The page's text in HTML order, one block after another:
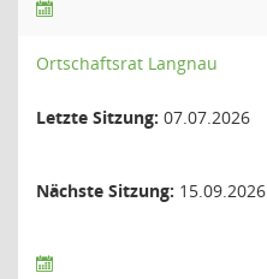
Ortschaftsrat Langnau
Letzte Sitzung: 07.07.2026
Nächste Sitzung: 15.09.2026